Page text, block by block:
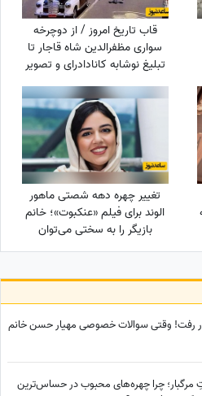
قاب تاریخ امروز / از دوچرخه
سواری مظفرالدین شاه قاجار تا
تبلیغ نوشابه ‌کانادادرای و تصویر
دیده نشده از جردن که کم از
لس‌آنجلس نداره + عکس
تغییر چهره دهه شصتی ماهور
الوند برای فیلم «عنکبوت»؛ خانم
بازیگر را به سختی می‌توان
شناخت + عکس
در رفت! وقتی سوالات خصوصی مهیار حسن خانم
مرگبار؛ چرا چهره‌های محبوب در حساس‌ترین